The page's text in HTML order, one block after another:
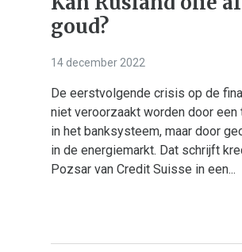
goud?
14 december 2022
De eerstvolgende crisis op de
niet veroorzaakt worden door
in het banksysteem, maar door
in de energiemarkt. Dat schrijft
Pozsar van Credit Suisse in een...